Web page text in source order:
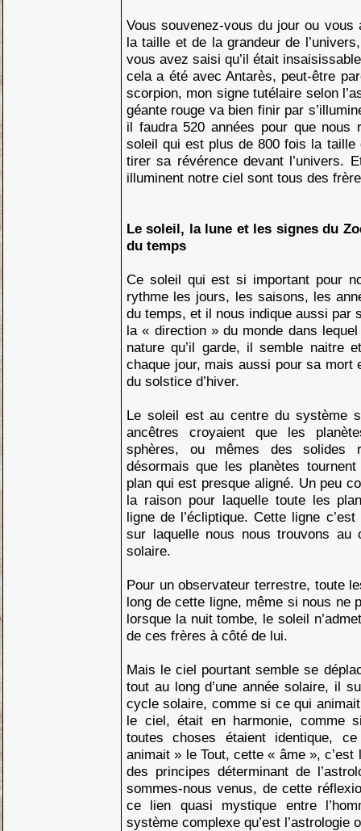
Vous souvenez-vous du jour ou
la taille et de la grandeur de
vous avez saisi qu’il était
cela a été avec Antarès, peut-être
scorpion, mon signe tutélaire selon
géante rouge va bien finir par
il faudra 520 années pour que nous
soleil qui est plus de 800 fois la taille
tirer sa révérence devant l’univers.
illuminent notre ciel sont tous des
Le soleil, la lune et les signes du
du temps
Ce soleil qui est si important pour
rythme les jours, les saisons, les
du temps, et il nous indique aussi par
la « direction » du monde dans
nature qu’il garde, il semble naitre
chaque jour, mais aussi pour sa mort
du solstice d’hiver.
Le soleil est au centre du système
ancêtres croyaient que les
sphères, ou mêmes des solides
désormais que les planètes
plan qui est presque aligné. Un peu
la raison pour laquelle toute les
ligne de l’écliptique. Cette ligne
sur laquelle nous nous trouvons
solaire.
Pour un observateur terrestre, toute
long de cette ligne, même si nous ne
lorsque la nuit tombe, le soleil
de ces frères à côté de lui.
Mais le ciel pourtant semble se
tout au long d’une année solaire, il
cycle solaire, comme si ce qui
le ciel, était en harmonie, comme
toutes choses étaient identique,
animait » le Tout, cette « âme »,
des principes déterminant de
sommes-nous venus, de cette
ce lien quasi mystique entre
système complexe qu’est l’astrologie